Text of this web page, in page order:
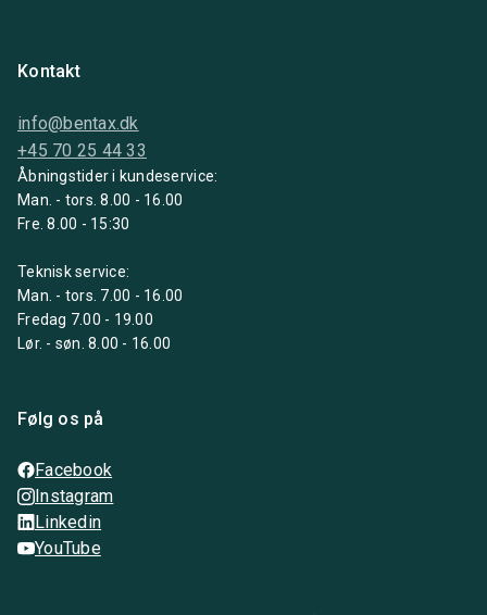
Kontakt
info@bentax.dk
+45 70 25 44 33
Åbningstider i kundeservice:
Man. - tors. 8.00 - 16.00
Fre. 8.00 - 15:30
Teknisk service:
Man. - tors. 7.00 - 16.00
Fredag 7.00 - 19.00
Lør. - søn. 8.00 - 16.00
Følg os på
Facebook
Instagram
Linkedin
YouTube